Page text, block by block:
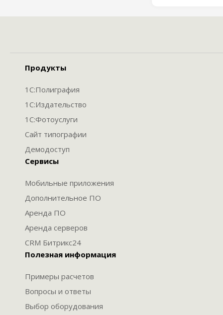
Продукты
1С:Полиграфия
1С:Издательство
1С:Фотоуслуги
Сайт типографии
Демодоступ
Сервисы
Мобильные приложения
Дополнительное ПО
Аренда ПО
Аренда серверов
CRM Битрикс24
Полезная информация
Примеры расчетов
Вопросы и ответы
Выбор оборудования